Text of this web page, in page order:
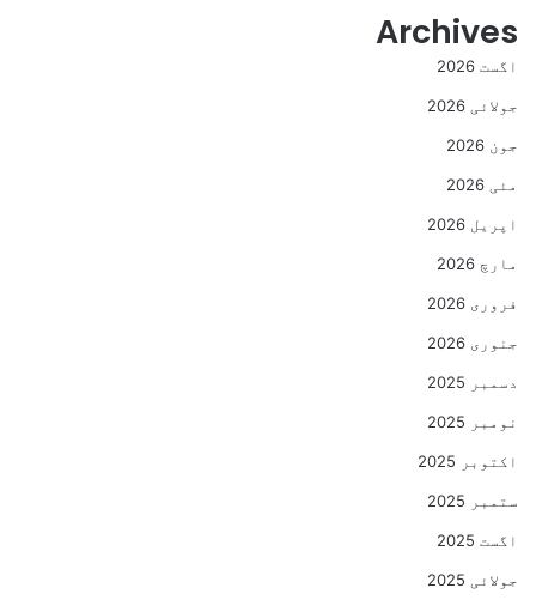
Archives
اگست 2026
جولائی 2026
جون 2026
مئی 2026
اپریل 2026
مارچ 2026
فروری 2026
جنوری 2026
دسمبر 2025
نومبر 2025
اکتوبر 2025
ستمبر 2025
اگست 2025
جولائی 2025